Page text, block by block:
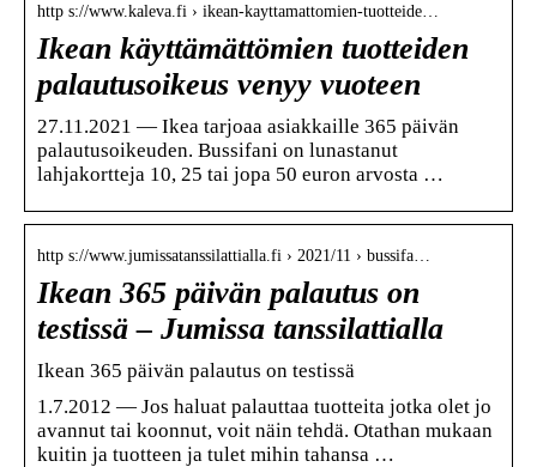
http s://www.kaleva.fi › ikean-kayttamattomien-tuotteide…
Ikean käyttämättömien tuotteiden
palautusoikeus venyy vuoteen
27.11.2021 — Ikea tarjoaa asiakkaille 365 päivän
palautusoikeuden. Bussifani on lunastanut
lahjakortteja 10, 25 tai jopa 50 euron arvosta …
http s://www.jumissatanssilattialla.fi › 2021/11 › bussifa…
Ikean 365 päivän palautus on
testissä – Jumissa tanssilattialla
Ikean 365 päivän palautus on testissä
1.7.2012 — Jos haluat palauttaa tuotteita jotka olet jo
avannut tai koonnut, voit näin tehdä. Otathan mukaan
kuitin ja tuotteen ja tulet mihin tahansa …